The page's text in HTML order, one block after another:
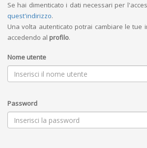
Se hai dimenticato i dati necessari per
quest'indirizzo.
Una volta autenticato potrai cambiare le tue
accedendo al profilo.
Nome utente
Password